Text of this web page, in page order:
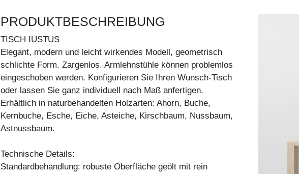
PRODUKTBESCHREIBUNG
TISCH IUSTUS
Elegant, modern und leicht wirkendes Modell, geometrisch
schlichte Form. Zargenlos. Armlehnstühle können problemlos
eingeschoben werden. Konfigurieren Sie Ihren Wunsch-Tisch
oder lassen Sie ganz individuell nach Maß anfertigen.
Erhältlich in naturbehandelten Holzarten: Ahorn, Buche,
Kernbuche, Esche, Eiche, Asteiche, Kirschbaum, Nussbaum,
Astnussbaum.
Technische Details:
Standardbehandlung: robuste Oberfläche geölt mit rein